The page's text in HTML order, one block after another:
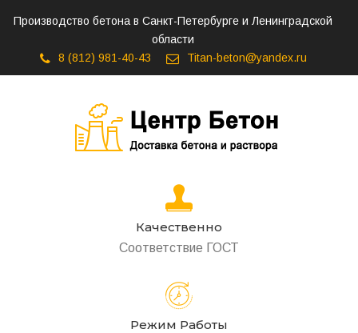
Производство бетона в Санкт-Петербурге и Ленинградской
области
8 (812) 981-40-43
Titan-beton@yandex.ru
Качественно
Соответствие ГОСТ
Режим Работы